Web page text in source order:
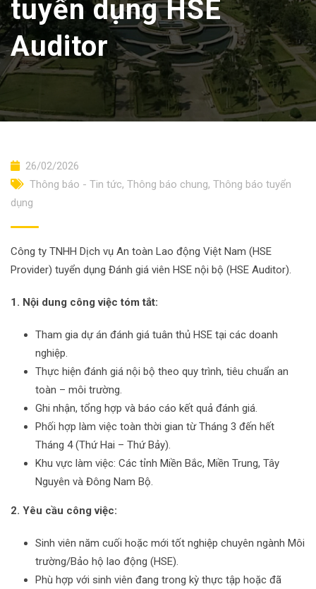
tuyển dụng HSE
Auditor
26/02/2026
Thông báo - Tin tức, Thông báo chung, Thông báo tuyển
dụng
Công ty TNHH Dịch vụ An toàn Lao động Việt Nam (HSE
Provider) tuyển dụng Đánh giá viên HSE nội bộ (HSE Auditor).
1. Nội dung công việc tóm tắt:
Tham gia dự án đánh giá tuân thủ HSE tại các doanh
nghiệp.
Thực hiện đánh giá nội bộ theo quy trình, tiêu chuẩn an
toàn – môi trường.
Ghi nhận, tổng hợp và báo cáo kết quả đánh giá.
Phối hợp làm việc toàn thời gian từ Tháng 3 đến hết
Tháng 4 (Thứ Hai – Thứ Bảy).
Khu vực làm việc: Các tỉnh Miền Bắc, Miền Trung, Tây
Nguyên và Đông Nam Bộ.
2. Yêu cầu công việc:
Sinh viên năm cuối hoặc mới tốt nghiệp chuyên ngành Môi
trường/Bảo hộ lao động (HSE).
Phù hợp với sinh viên đang trong kỳ thực tập hoặc đã